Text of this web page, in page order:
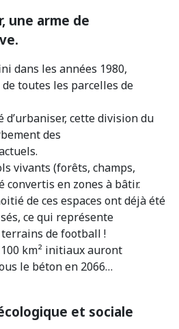
une arme de
dans les années 1980,
toutes les parcelles de
cette division du
des
vivants (forêts, champs,
en zones à bâtir.
de ces espaces ont déjà été
ce qui représente
de football !
km² initiaux auront
le béton en 2066…
et sociale